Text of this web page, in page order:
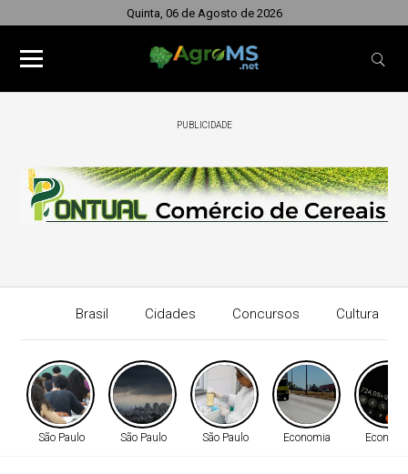
Quinta, 06 de Agosto de 2026
PUBLICIDADE
Brasil Cidades Concursos Cultura
São Paulo São Paulo São Paulo Economia